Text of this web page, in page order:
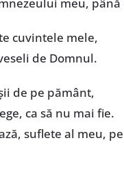
cuvintele mele,
de Domnul.
de pe pământ,
ca să nu mai fie.
suflete al meu,